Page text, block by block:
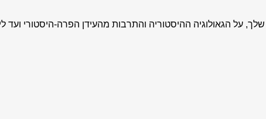
על הגאולוגיה ההיסטוריה והתרבות מהעידן הפרה-היסטורי ועד